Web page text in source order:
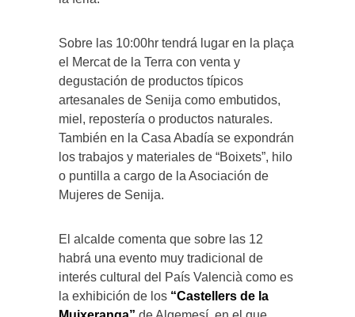
Sobre las 10:00hr tendrá lugar en la plaça
el Mercat de la Terra con venta y
degustación de productos típicos
artesanales de Senija como embutidos,
miel, repostería o productos naturales.
También en la Casa Abadía se expondrán
los trabajos y materiales de “Boixets”, hilo
o puntilla a cargo de la Asociación de
Mujeres de Senija.
El alcalde comenta que sobre las 12
habrá una evento muy tradicional de
interés cultural del País Valencià como es
la exhibición de los “Castellers de la